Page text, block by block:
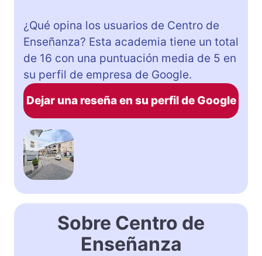
¿Qué opina los usuarios de Centro de
Enseñanza? Esta academia tiene un total
de 16 con una puntuación media de 5 en
su perfil de empresa de Google.
Dejar una reseña en su perfil de Google
Sobre Centro de
Enseñanza